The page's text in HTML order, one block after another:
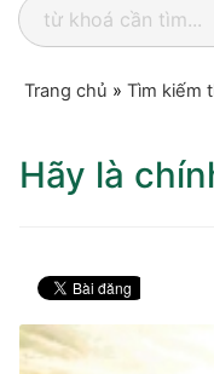
Trang chủ » Tìm kiếm
Hãy là